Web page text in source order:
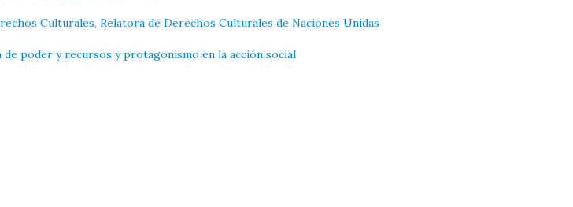
Culturales, Relatora de Derechos Culturales de Naciones Unidas
poder y recursos y protagonismo en la acción social